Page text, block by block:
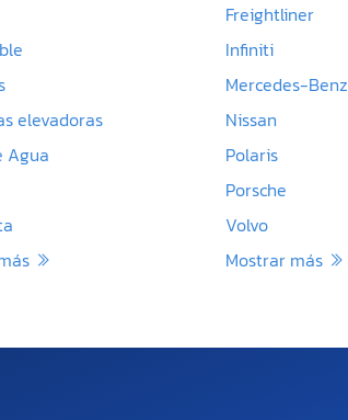
elevadoras
Agua
Freightliner
Infiniti
Mercedes-Benz
Nissan
Polaris
Porsche
Volvo
Mostrar más